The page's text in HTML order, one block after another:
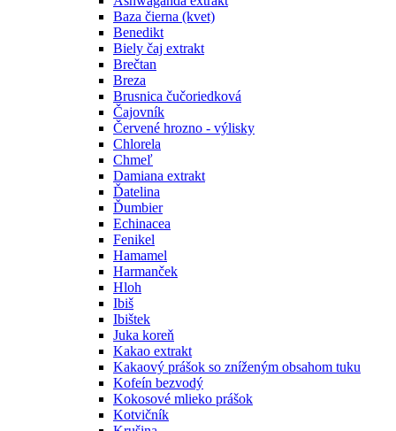
Baza čierna (kvet)
Benedikt
Biely čaj extrakt
Brečtan
Breza
Brusnica čučoriedková
Čajovník
Červené hrozno - výlisky
Chlorela
Chmeľ
Damiana extrakt
Ďatelina
Ďumbier
Echinacea
Fenikel
Hamamel
Harmanček
Hloh
Ibiš
Ibištek
Juka koreň
Kakao extrakt
Kakaový prášok so zníženým obsahom tuku
Kofeín bezvodý
Kokosové mlieko prášok
Kotvičník